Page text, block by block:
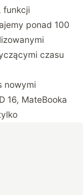
funkcji
ponad 100
czasu
nowymi
16, MateBooka